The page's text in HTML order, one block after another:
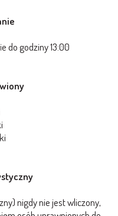
do godziny 13:00
nigdy nie jest wliczony,